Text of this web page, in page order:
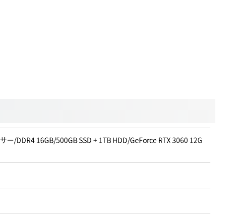
/DDR4 16GB/500GB SSD + 1TB HDD/GeForce RTX 3060 12G